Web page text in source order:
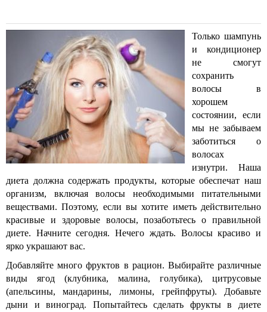
Только шампунь
и кондиционер
не смогут
сохранить
волосы в
хорошем
состоянии, если
мы не забываем
заботиться о
волосах
изнутри. Наша
диета должна содержать продукты, которые обеспечат наш
организм, включая волосы необходимыми питательными
веществами. Поэтому, если вы хотите иметь действительно
красивые и здоровые волосы, позаботьтесь о правильной
диете. Начните сегодня. Нечего ждать. Волосы красиво и
ярко украшают вас.
Добавляйте много фруктов в рацион. Выбирайте различные
виды ягод (клубника, малина, голубика), цитрусовые
(апельсины, мандарины, лимоны, грейпфруты). Добавьте
дыни и виноград. Попытайтесь сделать фрукты в диете